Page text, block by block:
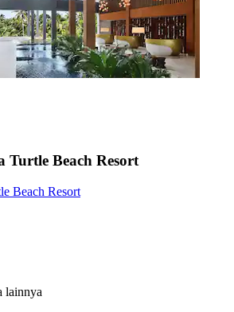
Turtle Beach Resort
Beach Resort
lainnya